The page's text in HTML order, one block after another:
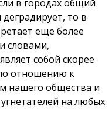
в городах общий
то в
еще более
словами,
собой скорее
отношению к
нашего общества и
на любых